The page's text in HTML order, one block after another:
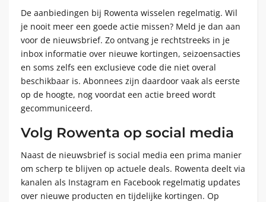
De aanbiedingen bij Rowenta wisselen regelmatig. Wil
je nooit meer een goede actie missen? Meld je dan aan
voor de nieuwsbrief. Zo ontvang je rechtstreeks in je
inbox informatie over nieuwe kortingen, seizoensacties
en soms zelfs een exclusieve code die niet overal
beschikbaar is. Abonnees zijn daardoor vaak als eerste
op de hoogte, nog voordat een actie breed wordt
gecommuniceerd.
Volg Rowenta op social media
Naast de nieuwsbrief is social media een prima manier
om scherp te blijven op actuele deals. Rowenta deelt via
kanalen als Instagram en Facebook regelmatig updates
over nieuwe producten en tijdelijke kortingen. Op